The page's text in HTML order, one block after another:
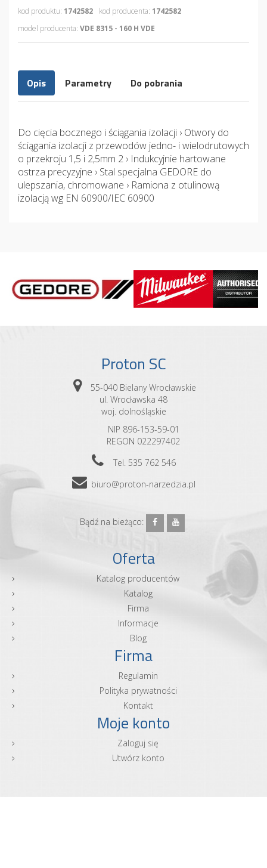
kod produktu: 1742582 kod producenta: 1742582
model producenta: VDE 8315 - 160 H VDE
Opis Parametry Do pobrania
Do cięcia bocznego i ściągania izolacji › Otwory do
ściągania izolacji z przewodów jedno- i wielodrutowych
o przekroju 1,5 i 2,5mm 2 › Indukcyjnie hartowane
ostrza precyzyjne › Stal specjalna GEDORE do
ulepszania, chromowane › Ramiona z otulinową
izolacją wg EN 60900/IEC 60900
Proton SC
55-040 Bielany Wrocławskie
ul. Wrocławska 48
woj. dolnośląskie
NIP 896-153-59-01
REGON 022297402
Tel. 535 762 546
biuro@proton-narzedzia.pl
Bądź na bieżąco:
Oferta
Katalog producentów
Katalog
Firma
Informacje
Blog
Firma
Regulamin
Polityka prywatności
Kontakt
Moje konto
Zaloguj się
Utwórz konto